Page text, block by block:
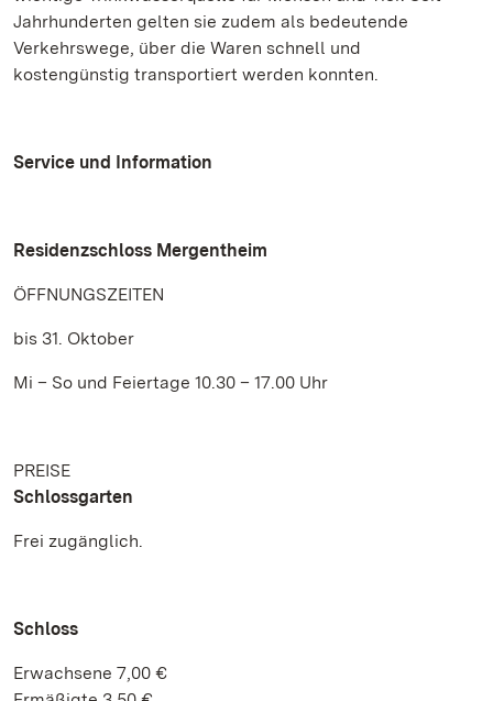
Jahrhunderten gelten sie zudem als bedeutende
Verkehrswege, über die Waren schnell und
kostengünstig transportiert werden konnten.
Service und Information
Residenzschloss Mergentheim
ÖFFNUNGSZEITEN
bis 31. Oktober
Mi – So und Feiertage 10.30 – 17.00 Uhr
PREISE
Schlossgarten
Frei zugänglich.
Schloss
Erwachsene 7,00 €